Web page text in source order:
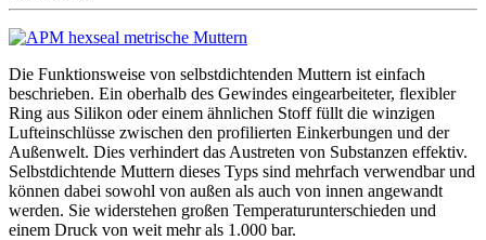
Die Funktionsweise von selbstdichtenden Muttern ist einfach
beschrieben. Ein oberhalb des Gewindes eingearbeiteter, flexibler
Ring aus Silikon oder einem ähnlichen Stoff füllt die winzigen
Lufteinschlüsse zwischen den profilierten Einkerbungen und der
Außenwelt. Dies verhindert das Austreten von Substanzen effektiv.
Selbstdichtende Muttern dieses Typs sind mehrfach verwendbar und
können dabei sowohl von außen als auch von innen angewandt
werden. Sie widerstehen großen Temperaturunterschieden und
einem Druck von weit mehr als 1.000 bar.